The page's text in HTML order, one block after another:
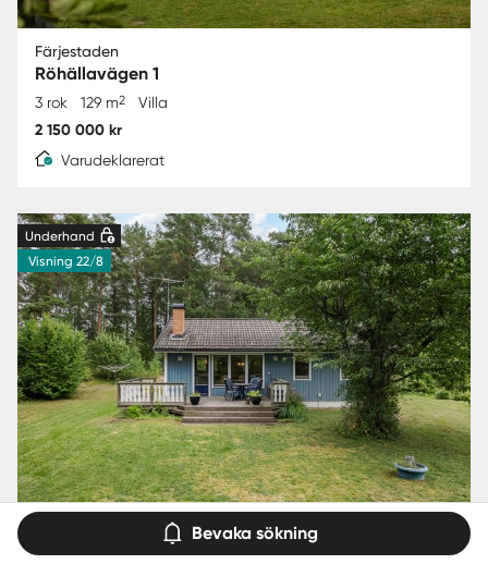
Färjestaden
Röhällavägen 1
3 rok 129 m2 Villa
2 150 000 kr
Varudeklarerat
Underhand
Visning 22/8
Bevaka sökning